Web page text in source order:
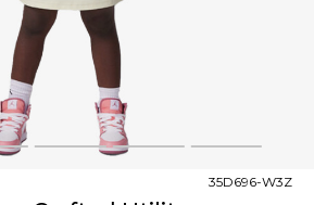
3 4 5
35D696-W3Z